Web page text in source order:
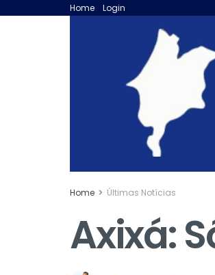
Home Login
Home Últimas Notícias
Axixá: